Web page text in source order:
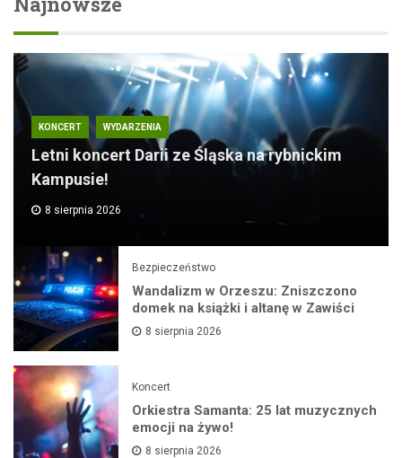
KONCERT WYDARZENIA
Letni koncert Darii ze Śląska na rybnickim
Kampusie!
8 sierpnia 2026
Bezpieczeństwo
Wandalizm w Orzeszu: Zniszczono
domek na książki i altanę w Zawiści
8 sierpnia 2026
Koncert
Orkiestra Samanta: 25 lat muzycznych
emocji na żywo!
8 sierpnia 2026